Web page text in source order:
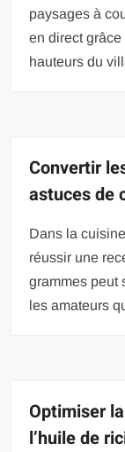
paysages à
en direct
hauteurs du
Convertir
astuces de
Dans la
réussir une
grammes peut
les amateurs
Optimiser
l’huile de